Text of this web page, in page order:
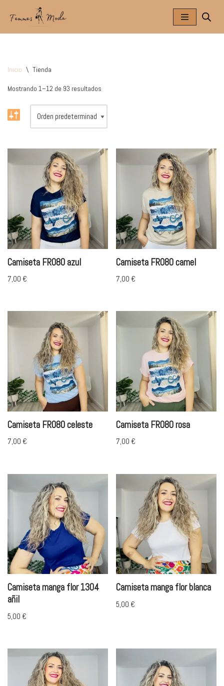
Inicio \ Tienda
Mostrando 1–12 de 93 resultados
Camiseta FR080 azul
7,00 €
Camiseta FR080 camel
7,00 €
Camiseta FR080 celeste
7,00 €
Camiseta FR080 rosa
7,00 €
Camiseta manga flor 1304
añil
5,00 €
Camiseta manga flor blanca
5,00 €